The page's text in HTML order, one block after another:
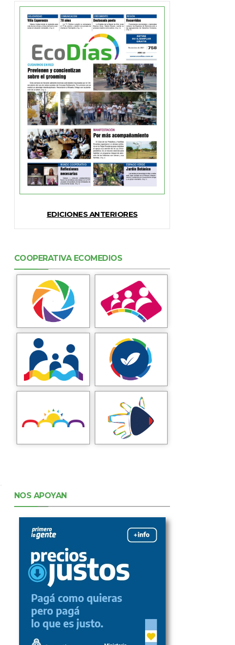
EDICIONES ANTERIORES
COOPERATIVA ECOMEDIOS
NOS APOYAN